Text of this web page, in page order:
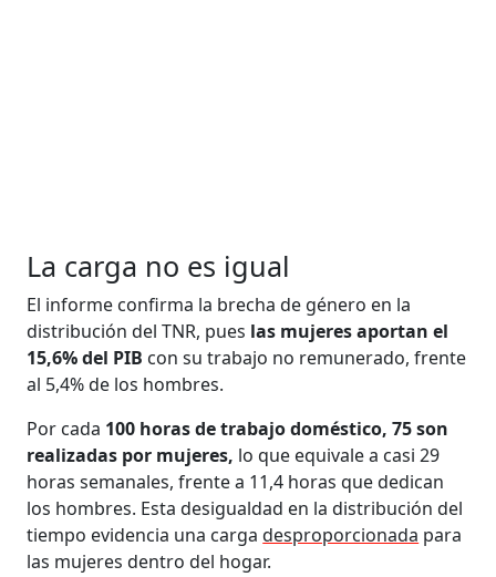
La carga no es igual
El informe confirma la brecha de género en la
distribución del TNR, pues las mujeres aportan el
15,6% del PIB con su trabajo no remunerado, frente
al 5,4% de los hombres.
Por cada 100 horas de trabajo doméstico, 75 son
realizadas por mujeres, lo que equivale a casi 29
horas semanales, frente a 11,4 horas que dedican
los hombres. Esta desigualdad en la distribución del
tiempo evidencia una cargadesproporcionada para
las mujeres dentro del hogar.